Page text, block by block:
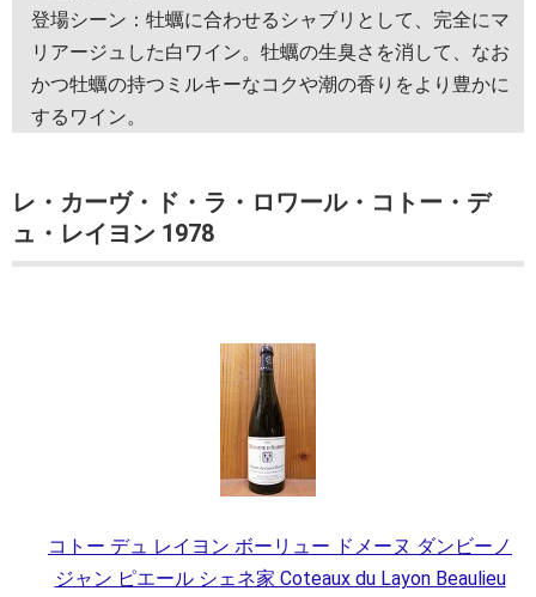
登場シーン：牡蠣に合わせるシャブリとして、完全にマ
リアージュした白ワイン。牡蠣の生臭さを消して、なお
かつ牡蠣の持つミルキーなコクや潮の香りをより豊かに
するワイン。
レ・カーヴ・ド・ラ・ロワール・コトー・デ
ュ・レイヨン 1978
コトー デュ レイヨン ボーリュー ドメーヌ ダンビーノ
ジャン ピエール シェネ家 Coteaux du Layon Beaulieu